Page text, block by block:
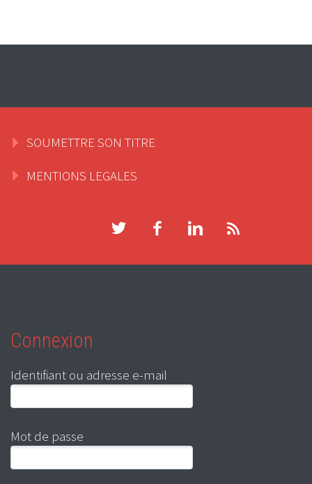
SOUMETTRE SON TITRE
MENTIONS LEGALES
Connexion
Identifiant ou adresse e-mail
Mot de passe